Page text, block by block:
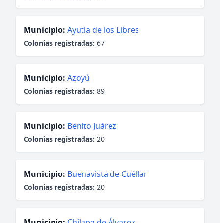
Municipio: Ayutla de los Libres
Colonias registradas: 67
Municipio: Azoyú
Colonias registradas: 89
Municipio: Benito Juárez
Colonias registradas: 20
Municipio: Buenavista de Cuéllar
Colonias registradas: 20